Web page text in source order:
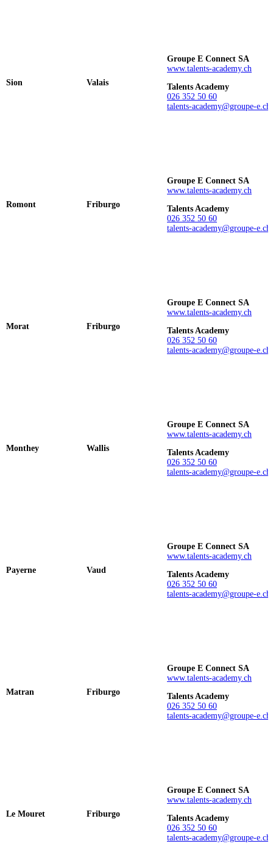
Sion Valais
Groupe E Connect SA
www.talents-academy.ch
Talents Academy
026 352 50 60
talents-academy@groupe-e.ch
Romont Friburgo
Groupe E Connect SA
www.talents-academy.ch
Talents Academy
026 352 50 60
talents-academy@groupe-e.ch
Morat Friburgo
Groupe E Connect SA
www.talents-academy.ch
Talents Academy
026 352 50 60
talents-academy@groupe-e.ch
Monthey Wallis
Groupe E Connect SA
www.talents-academy.ch
Talents Academy
026 352 50 60
talents-academy@groupe-e.ch
Payerne Vaud
Groupe E Connect SA
www.talents-academy.ch
Talents Academy
026 352 50 60
talents-academy@groupe-e.ch
Matran Friburgo
Groupe E Connect SA
www.talents-academy.ch
Talents Academy
026 352 50 60
talents-academy@groupe-e.ch
Le Mouret Friburgo
Groupe E Connect SA
www.talents-academy.ch
Talents Academy
026 352 50 60
talents-academy@groupe-e.ch